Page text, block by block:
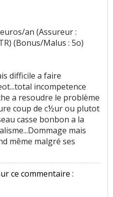
an (Assureur :
(Bonus/Malus : 5o)
difficile a faire
incompetence
a resoudre le problème
coup de c½ur ou plutot
casse bonbon a la
mais
même malgré ses
ce commentaire :